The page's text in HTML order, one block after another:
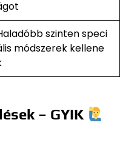
szinten speci
módszerek kellene
– GYIK